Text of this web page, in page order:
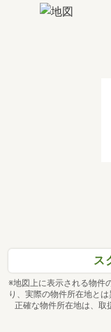
ス
※地図上に表示される物件
り、実際の物件所在地とは
正確な物件所在地は、取